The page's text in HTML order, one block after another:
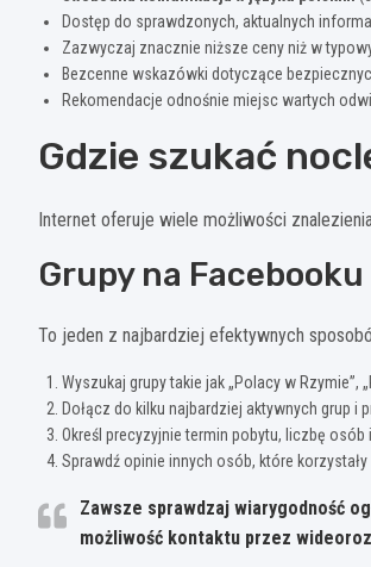
Dostęp do sprawdzonych, aktualnych
Zazwyczaj znacznie niższe ceny niż w
Bezcenne wskazówki dotyczące
Rekomendacje odnośnie miejsc wartych
Gdzie szukać
Internet oferuje wiele możliwości
Grupy na Facebooku
To jeden z najbardziej efektywnych
Wyszukaj grupy takie jak „Polacy w Rzymie”,
Dołącz do kilku najbardziej aktywnych grup
Określ precyzyjnie termin pobytu, liczbę osób
Sprawdź opinie innych osób, które
Zawsze sprawdzaj wiarygodność
możliwość kontaktu przez